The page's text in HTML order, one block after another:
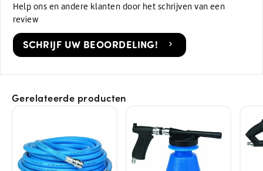
Help ons en andere klanten door het schrijven van een
review
SCHRIJF UW BEOORDELING!
Gerelateerde producten